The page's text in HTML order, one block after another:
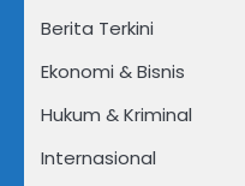
Berita Terkini
Ekonomi & Bisnis
Hukum & Kriminal
Internasional